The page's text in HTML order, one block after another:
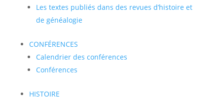
Les textes publiés dans des revues d’histoire et
de généalogie
CONFÉRENCES
Calendrier des conférences
Conférences
HISTOIRE